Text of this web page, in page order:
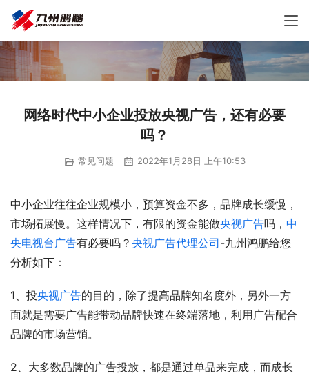
网络时代中小企业投放央视广告，还有必要
吗？
常见问题 2022年1月28日 上午10:53
中小企业往往企业规模小，预算资金不多，品牌成长缓慢，
市场拓展慢。这样情况下，有限的资金能做央视广告吗， 中
央电视台广告有必要吗？ 央视广告代理公司-九州鸿鹏给您
分析如下：
1、投央视广告的目的，除了提高品牌知名度外，另外一方
面就是需要广告能带动品牌快速在终端落地，利用广告配合
品牌的市场营销。
2、大多数品牌的广告投放，都是通过单品来完成，而成长